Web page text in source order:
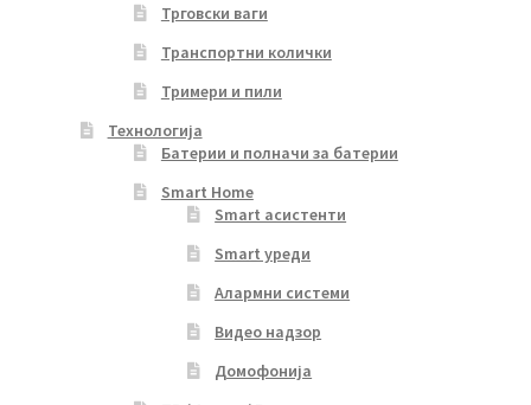
Трговски ваги
Транспортни колички
Тримери и пили
Технологија
Батерии и полначи за батерии
Smart Home
Smart асистенти
Smart уреди
Алармни системи
Видео надзор
Домофонија